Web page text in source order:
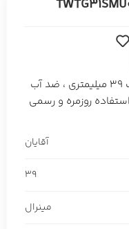
ساعت تایمکس مردانه اورجینال ، قاب 39 میلیمتری ، ضد آب
روزمره و رسمی
آقایان
39
مینرال